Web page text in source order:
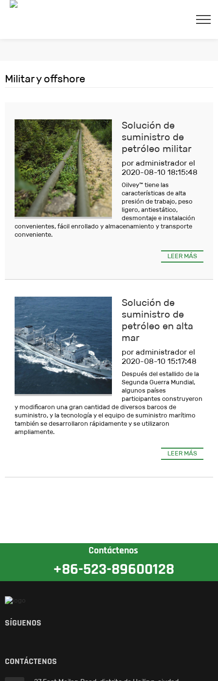
Militar y offshore
Solución de
suministro de
petróleo militar
por administrador el
2020-08-10 18:15:48
Oilvey™ tiene las
características de alta
presión de trabajo, peso
ligero, antiestático,
desmontaje e instalación
convenientes, fácil enrollado y almacenamiento y transporte
conveniente.
LEER MÁS
Solución de
suministro de
petróleo en alta
mar
por administrador el
2020-08-10 15:17:48
Después del estallido de la
Segunda Guerra Mundial,
algunos países
participantes construyeron
y modificaron una gran cantidad de diversos barcos de
suministro, y la tecnología y el equipo de suministro marítimo
también se desarrollaron rápidamente y se utilizaron
ampliamente.
LEER MÁS
Contáctenos
+86-523-89600128
SÍGUENOS
CONTÁCTENOS